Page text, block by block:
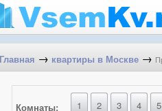
Главная → квартиры в Москве →
Комнаты: 1 2 3 4